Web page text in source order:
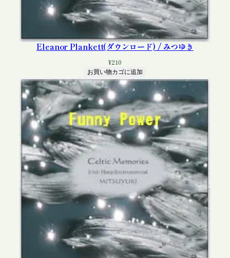
Eleanor Plankett(ダウンロード) / みつゆき
¥210
お買い物カゴに追加